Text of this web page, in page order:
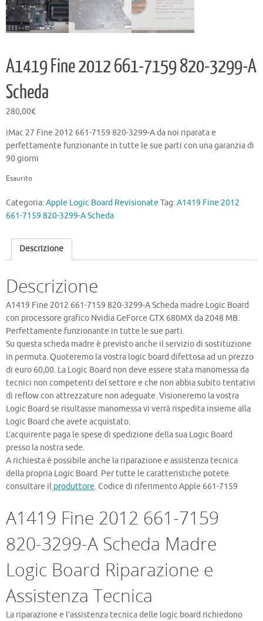
A1419 Fine 2012 661-7159 820-3299-A
Scheda
280,00€
iMac 27 Fine 2012 661-7159 820-3299-A da noi riparata e
perfettamente funzionante in tutte le sue parti con una garanzia di
90 giorni
Esaurito
Categoria:Apple Logic Board Revisionate Tag:A1419 Fine 2012
661-7159 820-3299-A Scheda
Descrizione
Descrizione
A1419 Fine 2012 661-7159 820-3299-A Scheda madre Logic Board
con processore grafico Nvidia GeForce GTX 680MX da 2048 MB.
Perfettamente funzionante in tutte le sue parti.
Su questa scheda madre è previsto anche il servizio di sostituzione
in permuta. Quoteremo la vostra logic board difettosa ad un prezzo
di euro 60,00. La Logic Board non deve essere stata manomessa da
tecnici non competenti del settore e che non abbia subito tentativi
di reflow con attrezzature non adeguate. Visioneremo la vostra
Logic Board se risultasse manomessa vi verrà rispedita insieme alla
Logic Board che avete acquistato.
L’acquirente paga le spese di spedizione della sua Logic Board
presso la nostra sede.
A richiesta è possibile anche la riparazione e assistenza tecnica
della propria Logic Board. Per tutte le caratteristiche potete
consultare il produttore. Codice di riferimento Apple 661-7159
A1419 Fine 2012 661-7159
820-3299-A Scheda Madre
Logic Board Riparazione e
Assistenza Tecnica
La riparazione e l’assistenza tecnica delle logic board richiedono